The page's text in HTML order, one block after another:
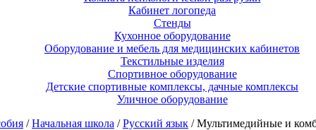
Кабинет логопеда
Стенды
Кухонное оборудование
Оборудование и мебель для медицинских кабинетов
Текстильные изделия
Спортивное оборудование
Детские спортивные комплексы, дачные комплексы
Уличное оборудование
/Начальная школа /Русский язык / Мультимедийные и